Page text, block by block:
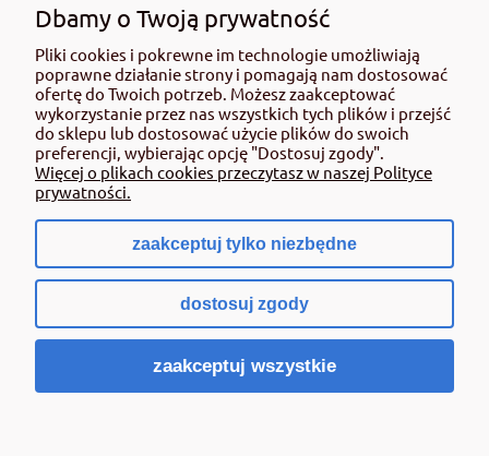
użyciem przeczytaj informacje zamieszczone w etykiecie i informacje
dotyczące produktu. Zwróć uwagę na zwroty wskazujące rodzaj zagrożenia
oraz przestrzegaj środków bezpieczeństwa zamieszczonych w etykiecie.
Środki ochrony roślin do użytku profesjonalnego mogą być nabyte tylko i
wyłącznie przez osoby pełnoletnie oraz posiadające kwalifikacje
wymagane od osób nabywających środki ochrony roślin określone w
ustawie (art. 28 Ustawy z dn. 8 marca 2013 r. o Środkach Ochrony Roślin Dz.
Ustw 2020 poz.2097 z pózn. zm.) Niespełnienie powyższych warunków jest
złamaniem regulaminu sklepu.
Sklep internetowy Shoper.pl
Dbamy o Twoją prywatność
Pliki cookies i pokrewne im technologie umożliwiają
poprawne działanie strony i pomagają nam dostosować
ofertę do Twoich potrzeb. Możesz zaakceptować
wykorzystanie przez nas wszystkich tych plików i przejść
do sklepu lub dostosować użycie plików do swoich
preferencji, wybierając opcję "Dostosuj zgody".
Więcej o plikach cookies przeczytasz w naszej Polityce
prywatności.
zaakceptuj tylko niezbędne
dostosuj zgody
zaakceptuj wszystkie